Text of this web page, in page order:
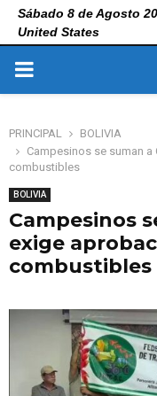
Sábado 8 de Agosto
United States
PRIMARY
PRINCIPAL
BOLIVIA
Campesinos se suman
combustibles
BOLIVIA
Campesinos
exige
combustibles